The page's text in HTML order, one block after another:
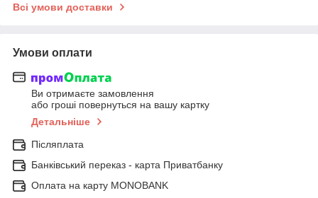
Всі умови доставки
Умови оплати
Ви отримаєте замовлення
або гроші повернуться на вашу картку
Детальніше
Післяплата
Банківський переказ - карта Приватбанку
Оплата на карту MONOBANK